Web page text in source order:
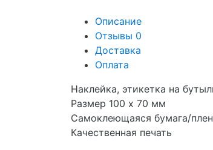
Описание
Отзывы 0
Доставка
Оплата
Наклейка, этикетка на
Размер 100 х 70 мм
Самоклеющаяся бумага/
Качественная печать